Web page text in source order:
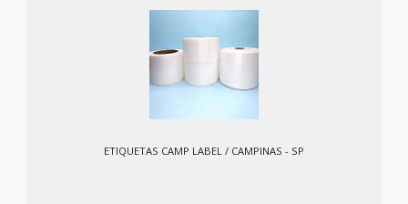
ETIQUETAS CAMP LABEL / CAMPINAS - SP